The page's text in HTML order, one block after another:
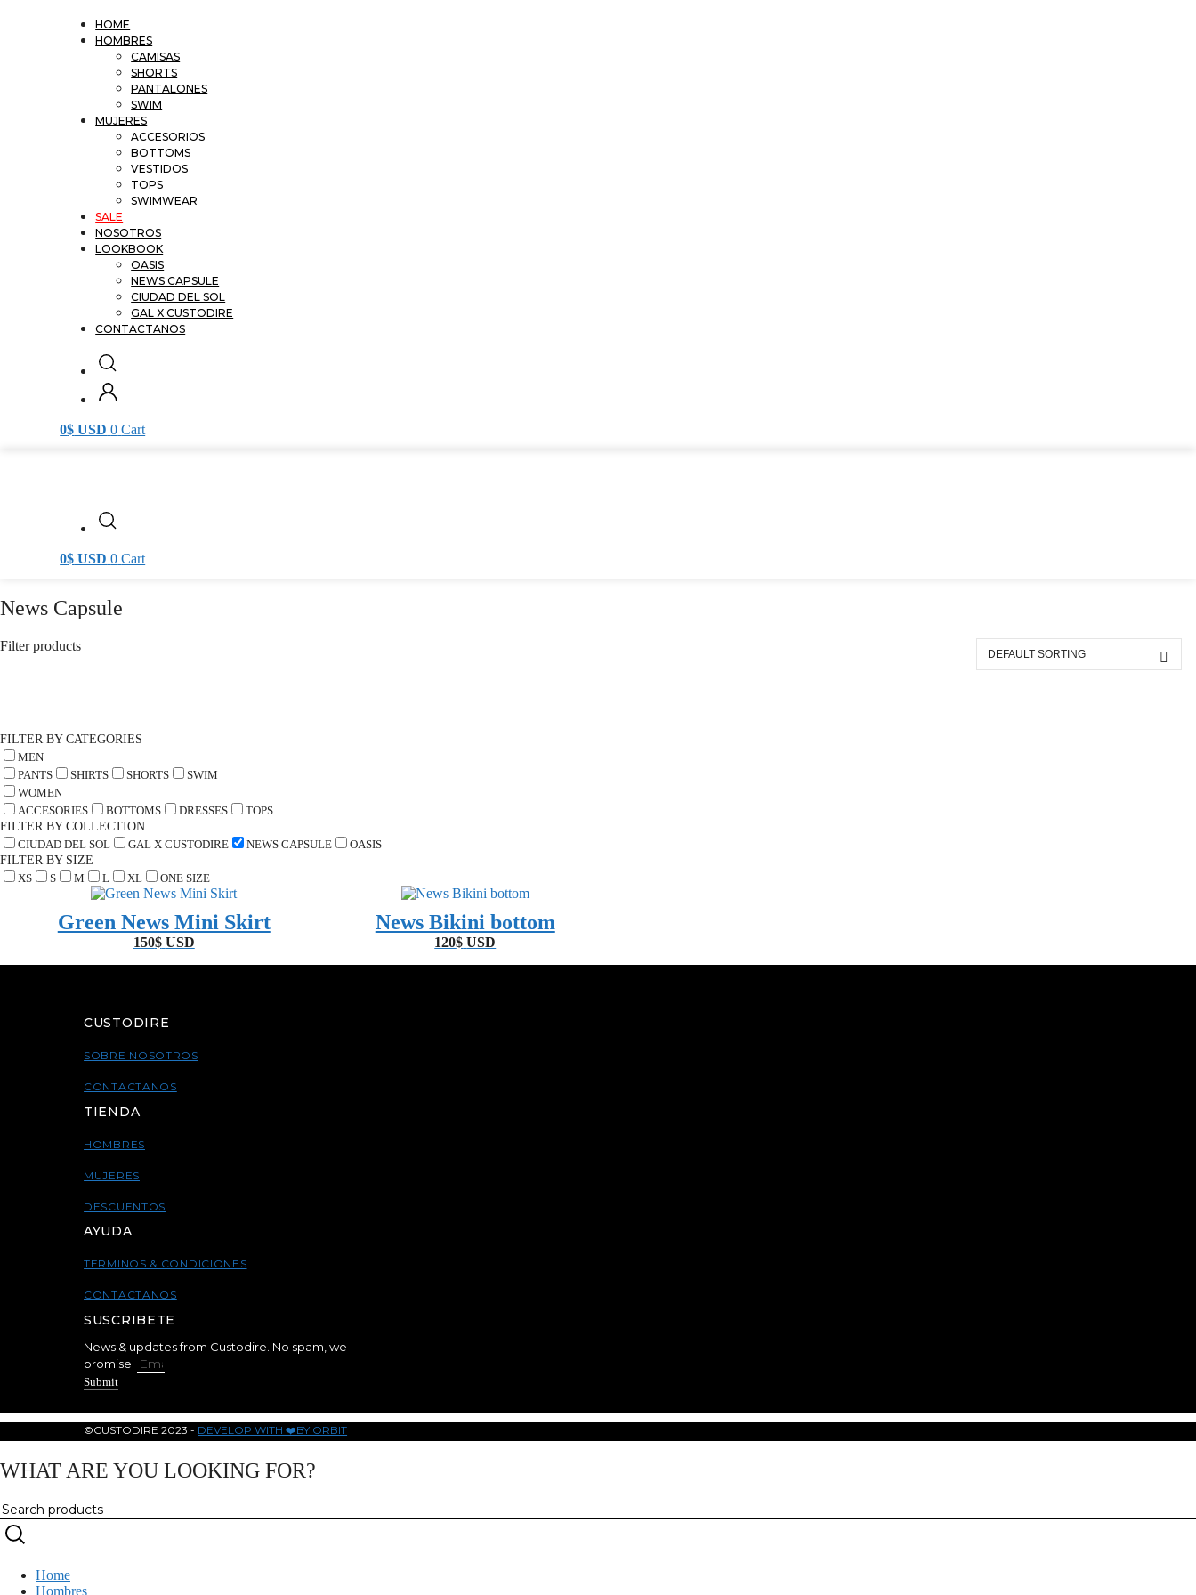
HOME
HOMBRES
CAMISAS
SHORTS
PANTALONES
SWIM
MUJERES
ACCESORIOS
BOTTOMS
VESTIDOS
TOPS
SWIMWEAR
SALE
NOSOTROS
LOOKBOOK
OASIS
NEWS CAPSULE
CIUDAD DEL SOL
GAL X CUSTODIRE
CONTACTANOS
0$ USD 0 Cart
0$ USD 0 Cart
News Capsule
Filter products
FILTER BY CATEGORIES
MEN
PANTS
SHIRTS SHORTS
SWIM
WOMEN
ACCESORIES
BOTTOMS DRESSES
TOPS
FILTER BY COLLECTION
CIUDAD DEL SOL
GAL X CUSTODIRE NEWS CAPSULE
OASIS
FILTER BY SIZE
XS
S M L XL ONE SIZE
Green News Mini Skirt
150$ USD
News Bikini bottom
120$ USD
CUSTODIRE
SOBRE NOSOTROS
CONTACTANOS
TIENDA
HOMBRES
MUJERES
DESCUENTOS
AYUDA
TERMINOS & CONDICIONES
CONTACTANOS
SUSCRIBETE
News & updates from Custodire. No spam, we
promise.
Submit
©CUSTODIRE 2023 - DEVELOP WITH ❤️BY ORBIT
WHAT ARE YOU LOOKING FOR?
Home
Hombres